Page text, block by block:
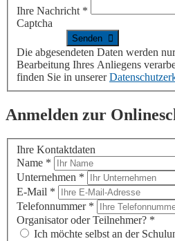
Ihre Nachricht *
Captcha
Die abgesendeten Daten werden
Bearbeitung Ihres Anliegens
finden Sie in unserer
Anmelden zur
Ihre Kontaktdaten
Name *
Unternehmen *
E-Mail *
Telefonnummer *
Organisator oder Teilnehmer? *
Ich möchte selbst an der